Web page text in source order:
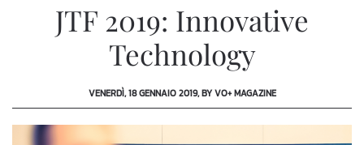
JTF 2019: Innovative
Technology
VENERDÌ, 18 GENNAIO 2019, BY VO+ MAGAZINE